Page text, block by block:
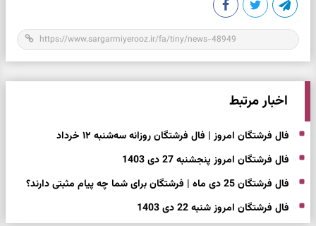
اخبار مرتبط
فال فرشتگان امروز | فال فرشتگان روزانه سه‌شنبه ۱۲ خرداد
فال فرشتگان امروز پنجشنبه 27 دی 1403
فال فرشتگان 25 دی ماه | فرشتگان برای شما چه پیام مثبتی دارند؟
فال فرشتگان امروز شنبه 22 دی 1403